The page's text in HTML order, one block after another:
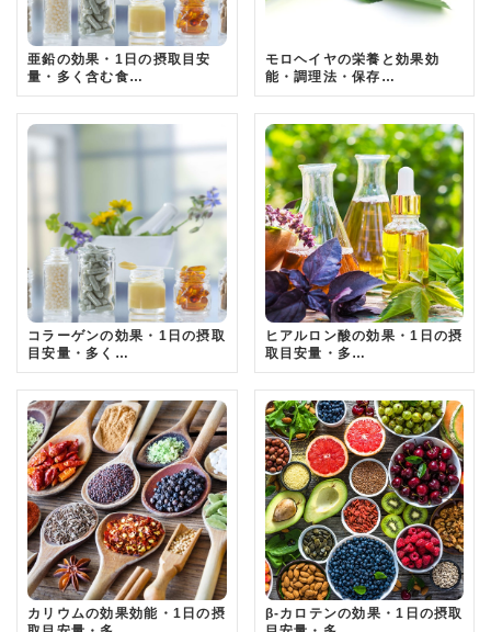
亜鉛の効果・1日の摂取目安
量・多く含む食…
モロヘイヤの栄養と効果効
能・調理法・保存…
コラーゲンの効果・1日の摂取
目安量・多く…
ヒアルロン酸の効果・1日の摂
取目安量・多…
カリウムの効果効能・1日の摂
β-カロテンの効果・1日の摂取